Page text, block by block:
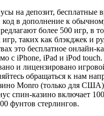
на депозит, бесплатные
код в дополнение к
более 500 игр, в
таких как блэкджек и
это бесплатное онлайн-
с iPhone, iPad и iPod
и лицензировано
обращаться к нам
Monro (только для
спин-казино включает
фунтов стерлингов.